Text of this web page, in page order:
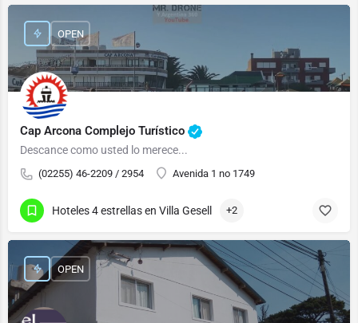
Cap Arcona Complejo Turístico
Descance como usted lo merece...
(02255) 46-2209 / 2954 Avenida 1 no 1749
OPEN
Hoteles 4 estrellas en Villa Gesell +2
OPEN